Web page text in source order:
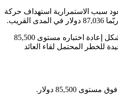
يعود سبب الاستمرارية استهداف حركة
ولكنْ إذا انخفض السعر، فقد يُشكل إعادة اختباره مستوى 85,500
للخطر المحتمل لقاء العائد
85,500 دولار.